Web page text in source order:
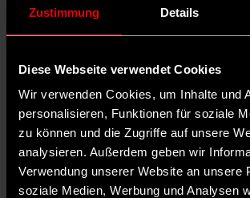
Zustimmung Details
Diese Webseite verwendet Cookies
Wir verwenden Cookies, um Inhalte und
personalisieren, Funktionen für soziale
zu können und die Zugriffe auf unsere
analysieren. Außerdem geben wir
Verwendung unserer Website an unsere
soziale Medien, Werbung und Analysen